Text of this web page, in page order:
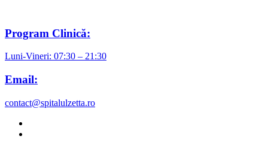
Program Clinică:
Luni-Vineri: 07:30 – 21:30
Email:
contact@spitalulzetta.ro